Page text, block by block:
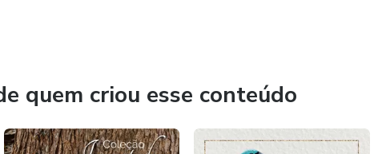
quem criou esse conteúdo